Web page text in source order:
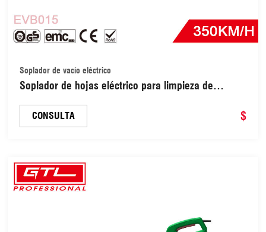
Soplador de vacío eléctrico
Soplador de hojas eléctrico para limpieza de
CONSULTA $